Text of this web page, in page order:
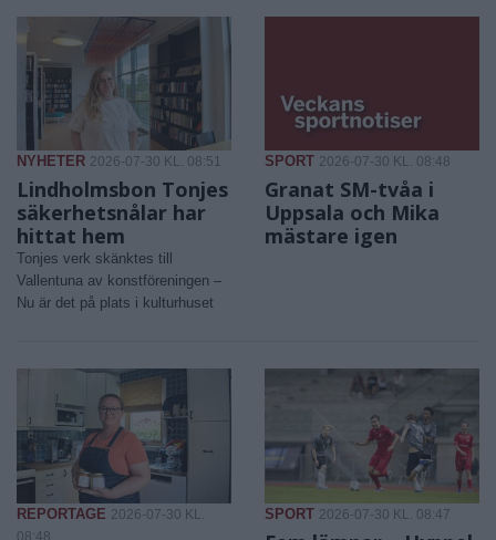
NYHETER 2026-07-30 KL. 08:51
Lindholmsbon Tonjes
säkerhetsnålar har
hittat hem
Tonjes verk skänktes till
Vallentuna av konstföreningen –
Nu är det på plats i kulturhuset
SPORT 2026-07-30 KL. 08:48
Granat SM-tvåa i
Uppsala och Mika
mästare igen
REPORTAGE 2026-07-30 KL.
08:48
SPORT 2026-07-30 KL. 08:47